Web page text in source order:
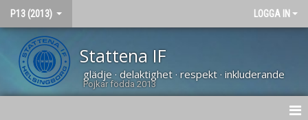
P13 (2013) LOGGA IN
Stattena IF
glädje · delaktighet · respekt · inkluderande
Pojkar födda 2013